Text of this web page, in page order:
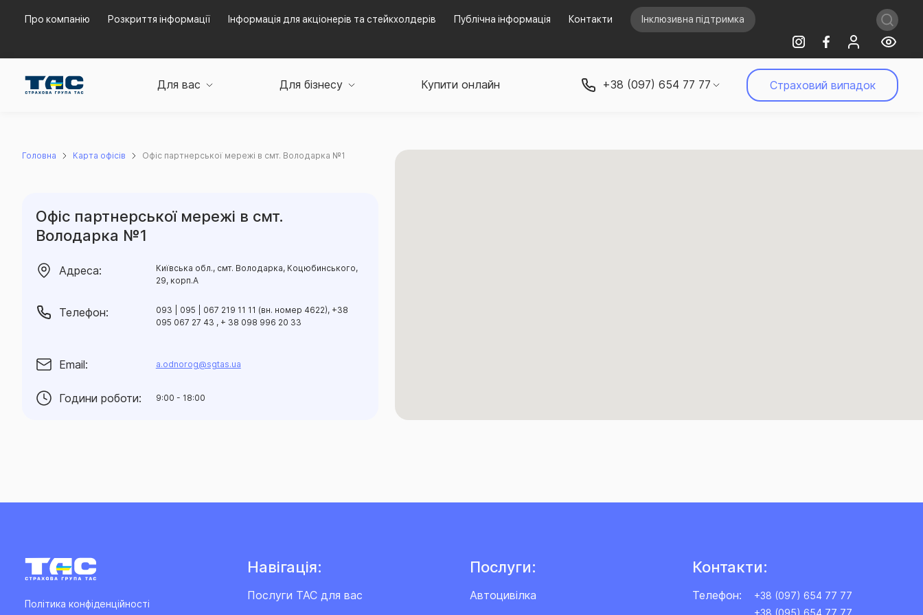
Про компанію Розкриття інформації Інформація для акціонерів та стейкхолдерів Публічна інформація Контакти Інклюзивна підтримка
Для вас Для бізнесу Купити онлайн +38 (097) 654 77 77 Страховий випадок
Головна Карта офісів Офіс партнерської мережі в смт. Володарка №1
Офіс партнерської мережі в смт.
Володарка №1
Адреса:
Київська обл., смт. Володарка, Коцюбинського,
29, корп.А
Телефон:
093 | 095 | 067 219 11 11 (вн. номер 4622), +38
095 067 27 43 , + 38 098 996 20 33
Email: a.odnorog@sgtas.ua
Години роботи: 9:00 - 18:00
Політика конфіденційності
Навігація:
Послуги ТАС для вас
Послуги:
Автоцивілка
Контакти:
Телефон:
+38 (097) 654 77 77
+38 (095) 654 77 77